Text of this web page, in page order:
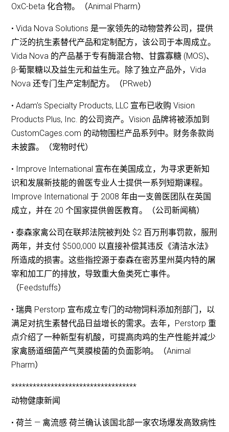
OxC-beta 化合物。（Animal Pharm）
• Vida Nova Solutions 是一家领先的动物营养公司，提供
广泛的抗生素替代产品和定制配方，该公司于本周成立。
Vida Nova 的产品基于专有酶混合物、甘露寡糖 (MOS)、
β-葡聚糖以及益生元和益生元。除了独立产品外，Vida
Nova 还专门生产定制配方。（PRweb）
• Adam's Specialty Products, LLC 宣布已收购 Vision
Products Plus, Inc. 的公司资产。Vision 品牌将被添加到
CustomCages.com 的动物围栏产品系列中。财务条款尚
未披露。（宠物时代）
• Improve International 宣布在美国成立，为寻求更新知
识和发展新技能的兽医专业人士提供一系列短期课程。
Improve International 于 2008 年由一支兽医团队在英国
成立，并在 20 个国家提供兽医教育。（公司新闻稿）
• 泰森家禽公司在联邦法院被判处 $2 百万刑事罚款，服刑
两年，并支付 $500,000 以直接补偿其违反《清洁水法》
所造成的损害。这些指控源于泰森在密苏里州莫内特的屠
宰和加工厂的排放，导致重大鱼类死亡事件。
（Feedstuffs）
• 瑞典 Perstorp 宣布成立专门的动物饲料添加剂部门，以
满足对抗生素替代品日益增长的需求。去年，Perstorp 重
点介绍了一种新型有机酸，可提高肉鸡的生产性能并减少
家禽肠道细菌产气荚膜梭菌的负面影响。（Animal
Pharm）
***********************************
动物健康新闻
• 荷兰 — 禽流感 荷兰确认该国北部一家农场爆发高致病性